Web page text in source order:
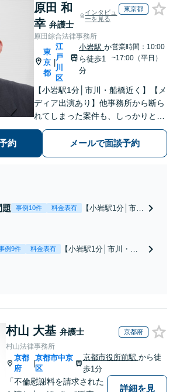
原田 和
幸 弁護士
インタビュ
ーを見る
東京都
原田綜合法律事務所
東
京
都
江
戸
川
区
小岩駅か
ら徒歩1
分
営業時間：10:00
~17:00（平日）
【小岩駅1分│市川・船橋近く】【メ
ディア出演あり】他事務所から断ら
れてしまった案件も、しっかりと面
談し、法的アドバイスをいたします
【解決実績約1000件】豊富な離婚調
停・裁判実績あり【不動産業界出
約 メールで面談予約
題 事例10件 料金表有
【小岩駅1分│市
回避、裁判提起前
の和解、子の認知
離婚に関するお悩
みは、お気軽にご
ディア出演】【早
朝・夜間対応可】
例9件 料金表有
【小岩駅1分│市川・船
【江戸川区内出張サー
しい地域の皆さまも、
せください【メディア
出演】【早朝・夜間・
休日対応可】
村山 大基 弁護士 京都府
村山法律事務所
京都
府
|
京都市中京
区
京都市役所前駅 から徒
歩1分
「不倫慰謝料を請求された
詳細を見